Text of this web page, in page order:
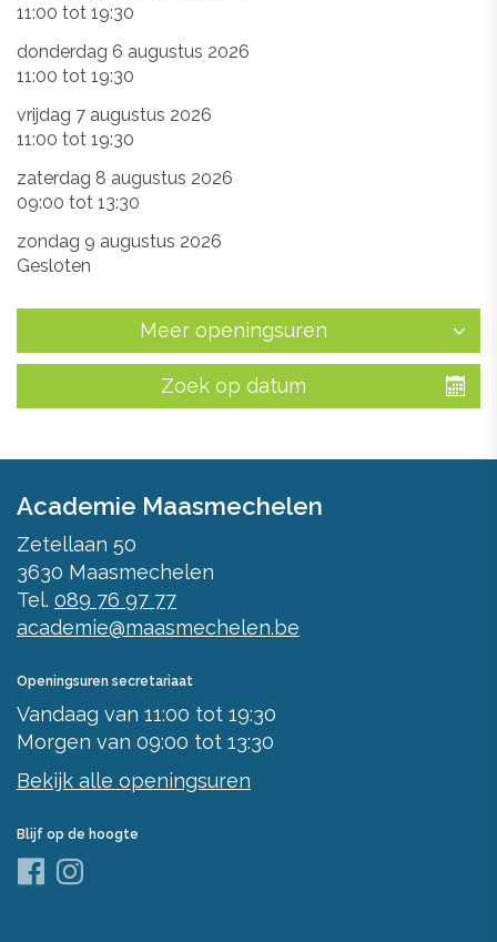
11:00 tot 19:30
donderdag 6 augustus 2026
11:00 tot 19:30
vrijdag 7 augustus 2026
11:00 tot 19:30
zaterdag 8 augustus 2026
09:00 tot 13:30
zondag 9 augustus 2026
Gesloten
Meer openingsuren
Zoek op datum
Academie Maasmechelen
Zetellaan 50
3630 Maasmechelen
Tel. 089 76 97 77
academie@maasmechelen.be
Openingsuren secretariaat
Vandaag van 11:00 tot 19:30
Morgen van 09:00 tot 13:30
Bekijk alle openingsuren
Blijf op de hoogte
Facebook
Instagram